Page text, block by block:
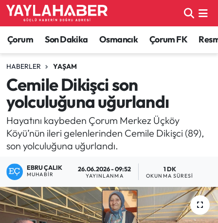
Çorum Son Dakika Osmancık Çorum FK
HABERLER YAŞAM
Cemile Dikişci son
yolculuğuna uğurlandı
Hayatını kaybeden Çorum Merkez Üçköy
Köyü’nün ileri gelenlerinden Cemile Dikişci (89),
son yolculuğuna uğurlandı.
EBRU ÇALIK
MUHABIR
26.06.2026 - 09:52
YAYINLANMA
1 DK
OKUNMA SÜRESI
Alaca Haberleri
Bayat Haberleri
Bilgi - Keşfet Haberleri
Bilim ve Teknoloji
Boğazkale Haberleri
Çorum Son Dakika Haberleri
Dodurga Haberleri
Çorum Nöbetçi Eczaneler
Çorum Hava Durumu
Çorum Namaz Vakitleri
Çorum Trafik Yoğunluk Haritası
TFF 1.Lig Puan Durumu ve Fikstür
Son Dakika Haberleri
Haber Arşivi